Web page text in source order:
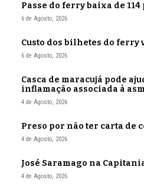
Passe do ferry baixa de 114
6 de Agosto, 2026
Custo dos bilhetes do ferry
6 de Agosto, 2026
Casca de maracujá pode
inflamação associada à
4 de Agosto, 2026
Preso por não ter carta de
4 de Agosto, 2026
José Saramago na
4 de Agosto, 2026